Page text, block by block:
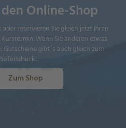
Online-Shop
reservieren Sie gleich jetzt Ihren
Wenn Sie anderen etwas
Gutscheine gibt´s auch gleich zum
Sofortdruck.
Zum Shop